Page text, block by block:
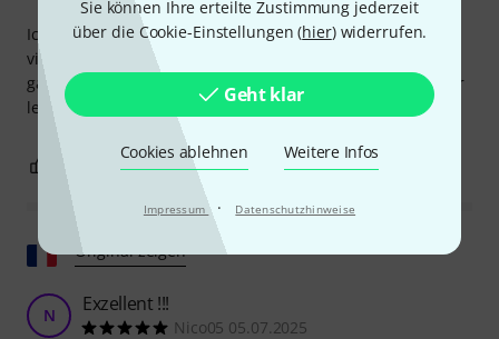
Sie können Ihre erteilte Zustimmung jederzeit
über die Cookie-Einstellungen (hier) widerrufen.
Geht klar
Cookies ablehnen Weitere Infos
Impressum · Datenschutzhinweise
Ich habe schon einen Acus (für zu Hause) und dachte
vielleicht noch einen für's Studio. Guter Sound, aber was
gar nicht geht ist ein hohes Grundrauschen. Darum ging er
leider wieder zurück.
0 BEWERTUNG MELDEN
Original zeigen
N Exzellent !!!
Nico05 05.07.2025